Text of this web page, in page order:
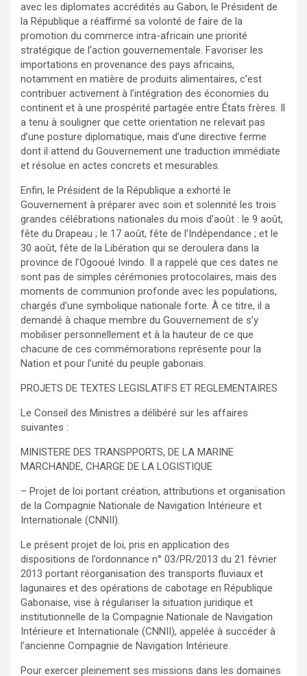
avec les diplomates accrédités au Gabon, le Président de
la République a réaffirmé sa volonté de faire de la
promotion du commerce intra-africain une priorité
stratégique de l’action gouvernementale. Favoriser les
importations en provenance des pays africains,
notamment en matière de produits alimentaires, c’est
contribuer activement à l’intégration des économies du
continent et à une prospérité partagée entre États frères. Il
a tenu à souligner que cette orientation ne relevait pas
d’une posture diplomatique, mais d’une directive ferme
dont il attend du Gouvernement une traduction immédiate
et résolue en actes concrets et mesurables.
Enfin, le Président de la République a exhorté le
Gouvernement à préparer avec soin et solennité les trois
grandes célébrations nationales du mois d’août : le 9 août,
fête du Drapeau ; le 17 août, fête de l’Indépendance ; et le
30 août, fête de la Libération qui se deroulera dans la
province de l’Ogooué Ivindo. Il a rappelé que ces dates ne
sont pas de simples cérémonies protocolaires, mais des
moments de communion profonde avec les populations,
chargés d’une symbolique nationale forte. À ce titre, il a
demandé à chaque membre du Gouvernement de s’y
mobiliser personnellement et à la hauteur de ce que
chacune de ces commémorations représente pour la
Nation et pour l’unité du peuple gabonais.
PROJETS DE TEXTES LEGISLATIFS ET REGLEMENTAIRES
Le Conseil des Ministres a délibéré sur les affaires
suivantes :
MINISTERE DES TRANSPPORTS, DE LA MARINE
MARCHANDE, CHARGE DE LA LOGISTIQUE
– Projet de loi portant création, attributions et organisation
de la Compagnie Nationale de Navigation Intérieure et
Internationale (CNNII).
Le présent projet de loi, pris en application des
dispositions de l’ordonnance n° 03/PR/2013 du 21 février
2013 portant réorganisation des transports fluviaux et
lagunaires et des opérations de cabotage en République
Gabonaise, vise à régulariser la situation juridique et
institutionnelle de la Compagnie Nationale de Navigation
Intérieure et Internationale (CNNII), appelée à succéder à
l’ancienne Compagnie de Navigation Intérieure.
Pour exercer pleinement ses missions dans les domaines